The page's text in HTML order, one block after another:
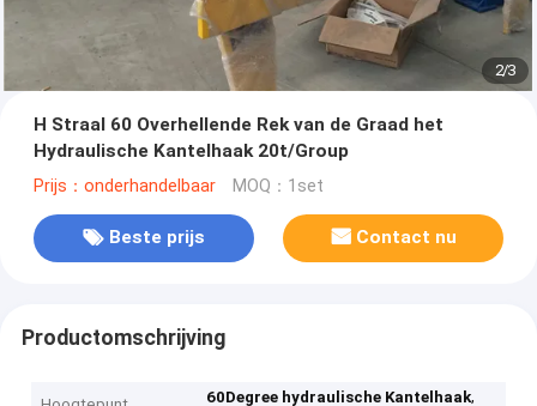
2/3
H Straal 60 Overhellende Rek van de Graad het
Hydraulische Kantelhaak 20t/Group
Prijs：onderhandelbaar MOQ：1set
Beste prijs Contact nu
Productomschrijving
60Degree hydraulische Kantelhaak,